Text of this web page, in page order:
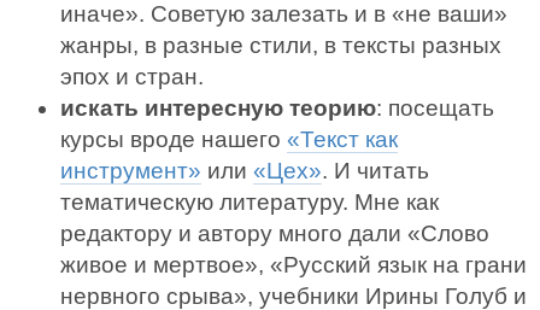
иначе». Советую залезать и в «не ваши»
жанры, в разные стили, в тексты разных
эпох и стран.
искать интересную теорию: посещать
курсы вроде нашего «Текст как
инструмент» или «Цех». И читать
тематическую литературу. Мне как
редактору и автору много дали «Слово
живое и мертвое», «Русский язык на грани
нервного срыва», учебники Ирины Голуб и